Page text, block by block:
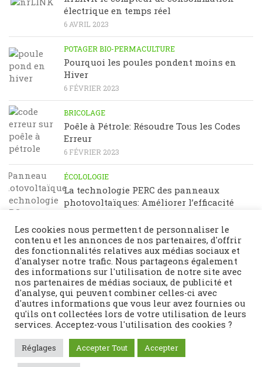
électrique en temps réel
6 AVRIL 2023
POTAGER BIO-PERMACULTURE
Pourquoi les poules pondent moins en
Hiver
6 FÉVRIER 2023
BRICOLAGE
Poêle à Pétrole: Résoudre Tous les Codes
Erreur
6 FÉVRIER 2023
ÉCOLOLOGIE
La technologie PERC des panneaux
photovoltaïques: Améliorer l’efficacité
23 JANVIER 2023
Fièrement propulsé par - Conçu parThème Hueman
Les cookies nous permettent de personnaliser le
contenu et les annonces de nos partenaires, d'offrir
des fonctionnalités relatives aux médias sociaux et
d'analyser notre trafic. Nous partageons également
des informations sur l'utilisation de notre site avec
nos partenaires de médias sociaux, de publicité et
d'analyse, qui peuvent combiner celles-ci avec
d'autres informations que vous leur avez fournies ou
qu'ils ont collectées lors de votre utilisation de leurs
services. Acceptez-vous l'utilisation des cookies ?
Réglages Accepter Tout Accepter